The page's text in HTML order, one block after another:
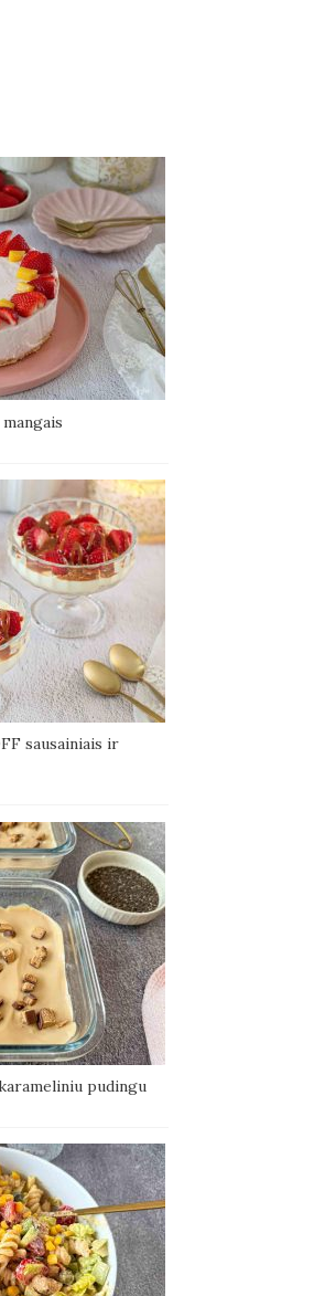
sausainiais ir
pudingu